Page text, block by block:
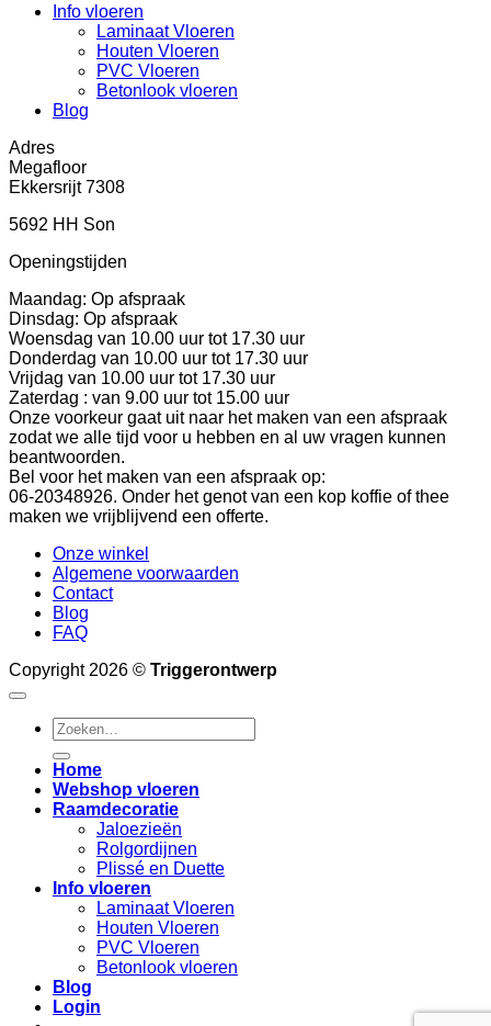
Info vloeren
Laminaat Vloeren
Houten Vloeren
PVC Vloeren
Betonlook vloeren
Blog
Adres
Megafloor
Ekkersrijt 7308
5692 HH Son
Openingstijden
Maandag: Op afspraak
Dinsdag: Op afspraak
Woensdag van 10.00 uur tot 17.30 uur
Donderdag van 10.00 uur tot 17.30 uur
Vrijdag van 10.00 uur tot 17.30 uur
Zaterdag : van 9.00 uur tot 15.00 uur
Onze voorkeur gaat uit naar het maken van een afspraak
zodat we alle tijd voor u hebben en al uw vragen kunnen
beantwoorden.
Bel voor het maken van een afspraak op:
06-20348926. Onder het genot van een kop koffie of thee
maken we vrijblijvend een offerte.
Onze winkel
Algemene voorwaarden
Contact
Blog
FAQ
Copyright 2026 © Triggerontwerp
Zoeken
naar:
Home
Webshop vloeren
Raamdecoratie
Jaloezieën
Rolgordijnen
Plissé en Duette
Info vloeren
Laminaat Vloeren
Houten Vloeren
PVC Vloeren
Betonlook vloeren
Blog
Login